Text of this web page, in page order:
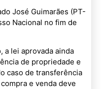
José Guimarães (PT-
Nacional no fim de
a lei aprovada ainda
de propriedade e
caso de transferência
e venda deve